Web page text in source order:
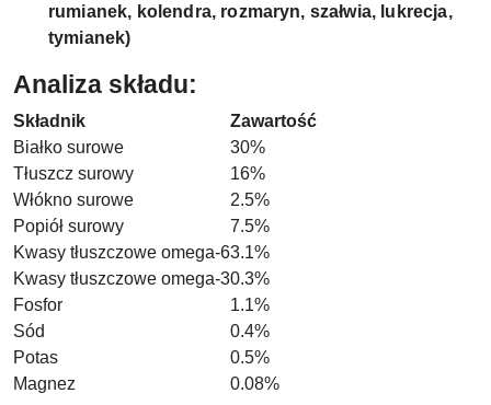
rumianek, kolendra, rozmaryn, szałwia, lukrecja,
tymianek)
Analiza składu:
Składnik
Zawartość
Białko surowe
30%
Tłuszcz surowy
16%
Włókno surowe
2.5%
Popiół surowy
7.5%
Kwasy tłuszczowe omega-63.1%
Kwasy tłuszczowe omega-30.3%
Fosfor
1.1%
Sód
0.4%
Potas
0.5%
Magnez
0.08%